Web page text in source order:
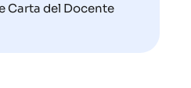
Carta del Docente